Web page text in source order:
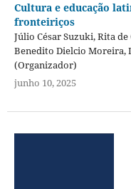
Cultura e educação
fronteiriços
Júlio César Suzuki, Rita
Benedito Dielcio Moreira,
(Organizador)
junho 10, 2025